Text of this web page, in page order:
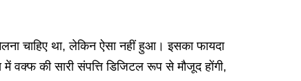
चाहिए था, लेकिन ऐसा नहीं हुआ। इसका फायदा
वक्फ की सारी संपत्ति डिजिटल रूप से मौजूद होंगी,